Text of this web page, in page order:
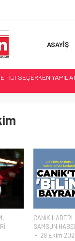
ASAYİŞ
SEÇERKEN
SAYIM BAŞLADI
FINDIK FİYATI!
,
CANİK
SAMSUN
29 Ekim